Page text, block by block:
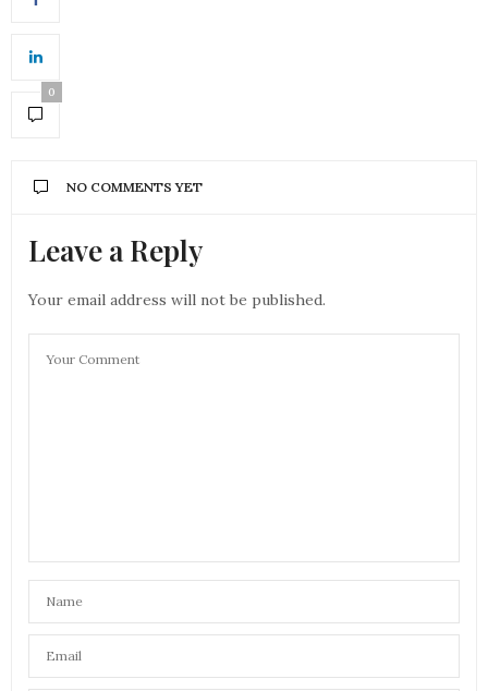
0
NO COMMENTS YET
Leave a Reply
Your email address will not be published.